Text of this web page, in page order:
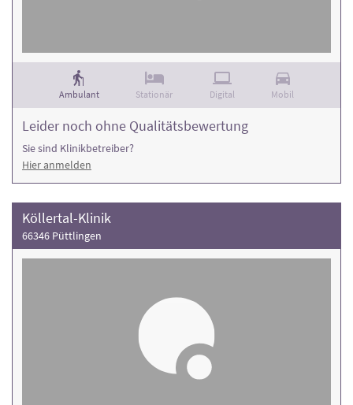
Ambulant Stationär Digital Mobil
Leider noch ohne Qualitätsbewertung
Sie sind Klinikbetreiber?
Hier anmelden
Köllertal-Klinik
66346 Püttlingen